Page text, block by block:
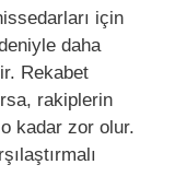
için
daha
Rekabet
rakiplerin
kadar zor olur.